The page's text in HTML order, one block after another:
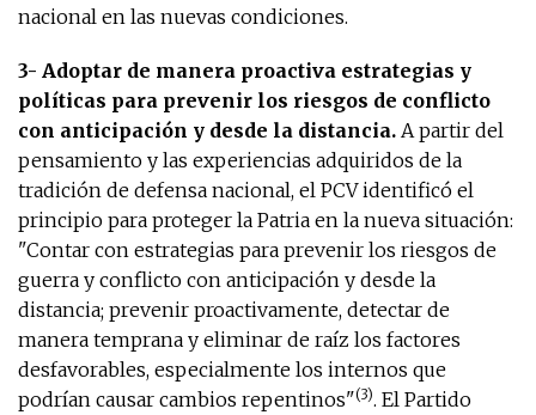
nacional en las nuevas condiciones.
3- Adoptar de manera proactiva estrategias y
políticas para prevenir los riesgos de conflicto
con anticipación y desde la distancia. A partir del
pensamiento y las experiencias adquiridos de la
tradición de defensa nacional, el PCV identificó el
principio para proteger la Patria en la nueva situación:
"Contar con estrategias para prevenir los riesgos de
guerra y conflicto con anticipación y desde la
distancia; prevenir proactivamente, detectar de
manera temprana y eliminar de raíz los factores
desfavorables, especialmente los internos que
podrían causar cambios repentinos"(3). El Partido